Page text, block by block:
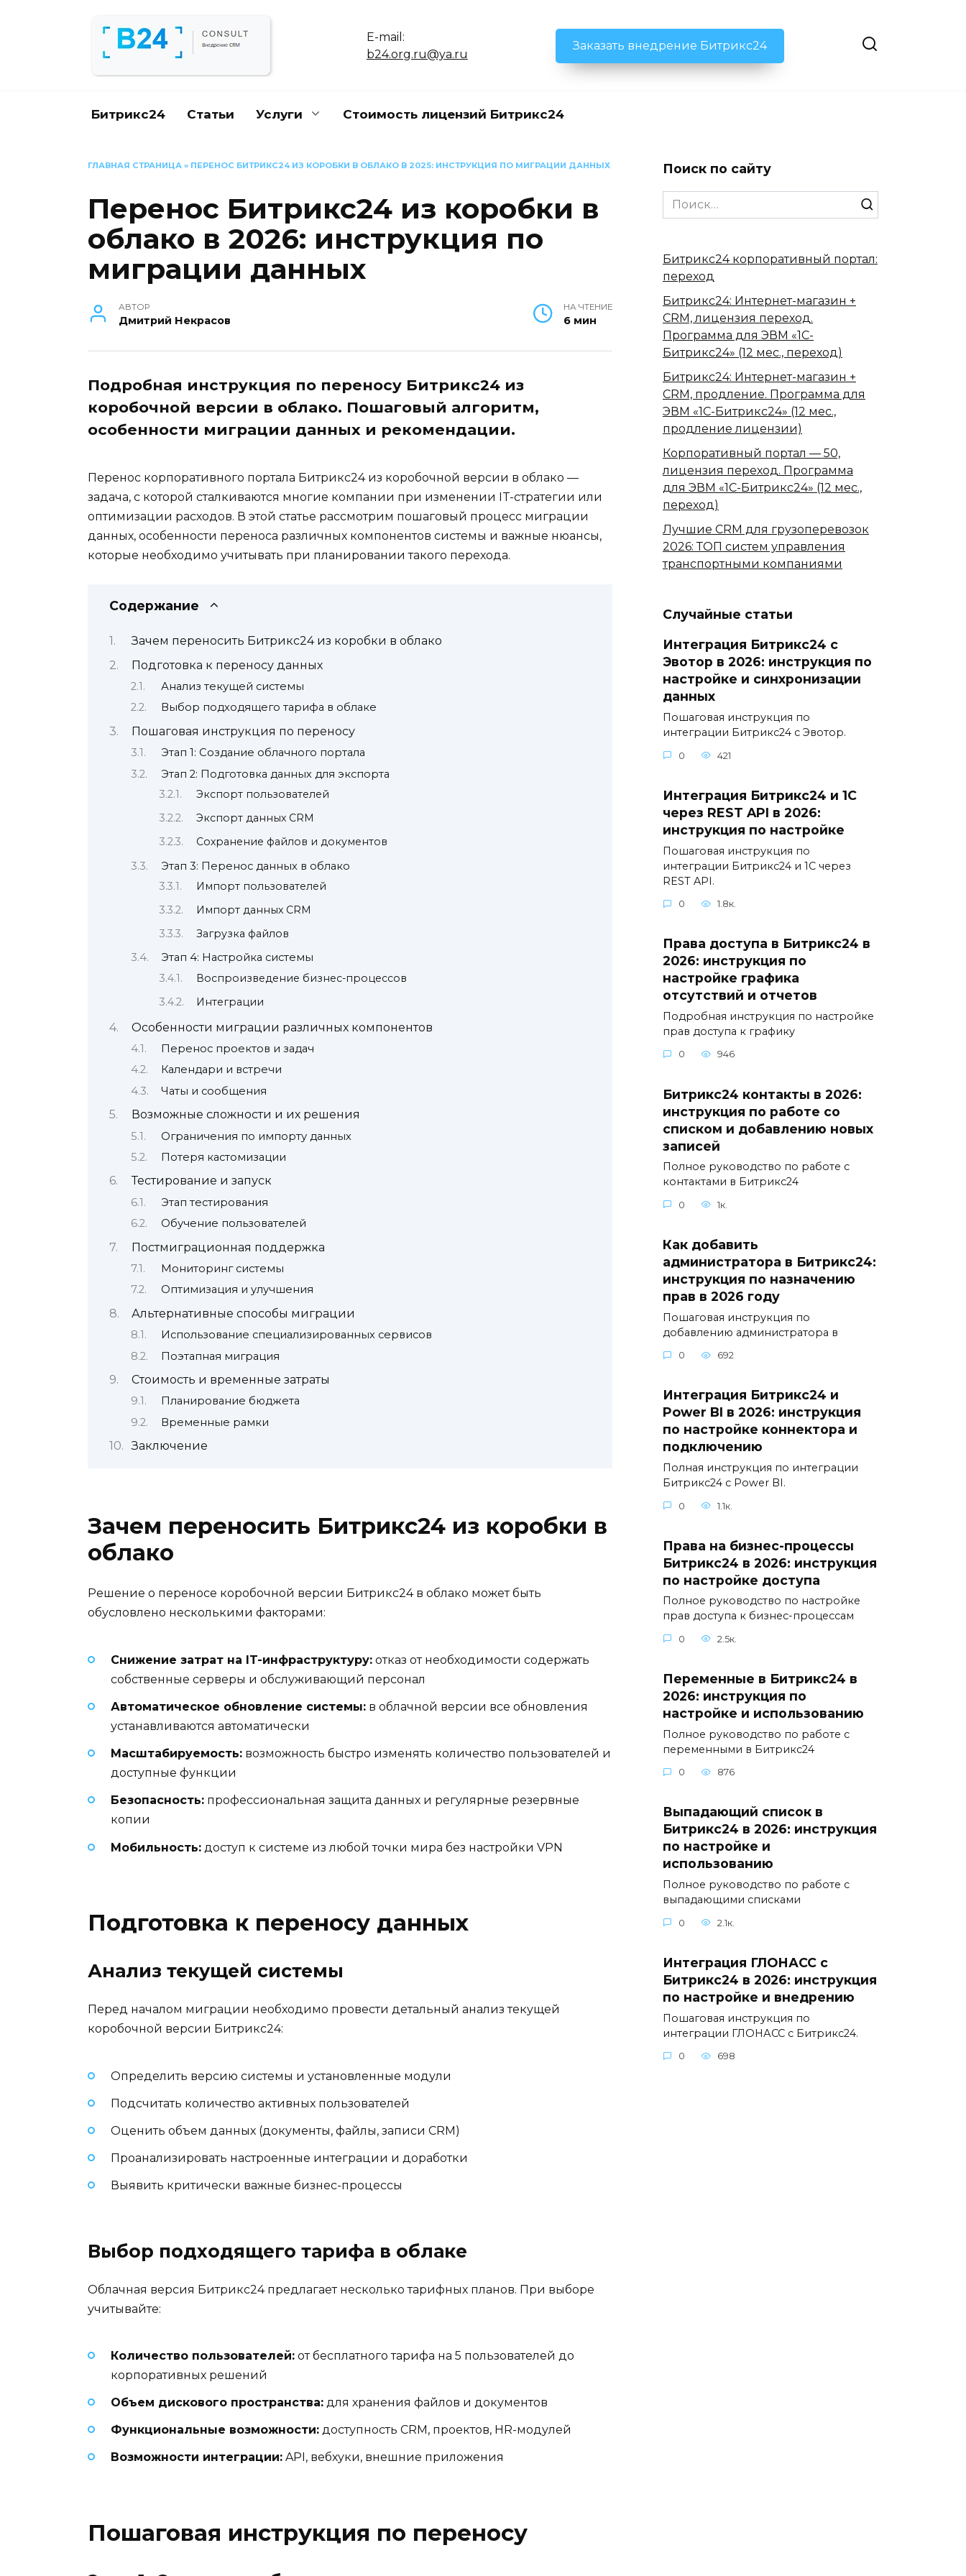
E-mail:
b24.org.ru@ya.ru
Заказать внедрение Битрикс24
Битрикс24 Статьи Услуги Стоимость лицензий Битрикс24
ГЛАВНАЯ СТРАНИЦА » ПЕРЕНОС БИТРИКС24 ИЗ КОРОБКИ В ОБЛАКО В 2025: ИНСТРУКЦИЯ ПО МИГРАЦИИ ДАННЫХ
Перенос Битрикс24 из коробки в
облако в 2026: инструкция по
миграции данных
АВТОР
Дмитрий Некрасов
НА ЧТЕНИЕ
6 мин
Подробная инструкция по переносу Битрикс24 из
коробочной версии в облако. Пошаговый алгоритм,
особенности миграции данных и рекомендации.
Перенос корпоративного портала Битрикс24 из коробочной версии в облако —
задача, с которой сталкиваются многие компании при изменении IT-стратегии или
оптимизации расходов. В этой статье рассмотрим пошаговый процесс миграции
данных, особенности переноса различных компонентов системы и важные нюансы,
которые необходимо учитывать при планировании такого перехода.
Содержание
Зачем переносить Битрикс24 из коробки в облако
Подготовка к переносу данных
Анализ текущей системы
Выбор подходящего тарифа в облаке
Пошаговая инструкция по переносу
Этап 1: Создание облачного портала
Этап 2: Подготовка данных для экспорта
Экспорт пользователей
Экспорт данных CRM
Сохранение файлов и документов
Этап 3: Перенос данных в облако
Импорт пользователей
Импорт данных CRM
Загрузка файлов
Этап 4: Настройка системы
Воспроизведение бизнес-процессов
Интеграции
Особенности миграции различных компонентов
Перенос проектов и задач
Календари и встречи
Чаты и сообщения
Возможные сложности и их решения
Ограничения по импорту данных
Потеря кастомизации
Тестирование и запуск
Этап тестирования
Обучение пользователей
Постмиграционная поддержка
Мониторинг системы
Оптимизация и улучшения
Альтернативные способы миграции
Использование специализированных сервисов
Поэтапная миграция
Стоимость и временные затраты
Планирование бюджета
Временные рамки
Заключение
Зачем переносить Битрикс24 из коробки в
облако
Решение о переносе коробочной версии Битрикс24 в облако может быть
обусловлено несколькими факторами:
Снижение затрат на IT-инфраструктуру: отказ от необходимости содержать
собственные серверы и обслуживающий персонал
Автоматическое обновление системы: в облачной версии все обновления
устанавливаются автоматически
Масштабируемость: возможность быстро изменять количество пользователей и
доступные функции
Безопасность: профессиональная защита данных и регулярные резервные
копии
Мобильность: доступ к системе из любой точки мира без настройки VPN
Подготовка к переносу данных
Анализ текущей системы
Перед началом миграции необходимо провести детальный анализ текущей
коробочной версии Битрикс24:
Определить версию системы и установленные модули
Подсчитать количество активных пользователей
Оценить объем данных (документы, файлы, записи CRM)
Проанализировать настроенные интеграции и доработки
Выявить критически важные бизнес-процессы
Выбор подходящего тарифа в облаке
Облачная версия Битрикс24 предлагает несколько тарифных планов. При выборе
учитывайте:
Количество пользователей: от бесплатного тарифа на 5 пользователей до
корпоративных решений
Объем дискового пространства: для хранения файлов и документов
Функциональные возможности: доступность CRM, проектов, HR-модулей
Возможности интеграции: API, вебхуки, внешние приложения
Пошаговая инструкция по переносу
Поиск по сайту
Search
for:
Битрикс24 корпоративный портал:
переход
Битрикс24: Интернет-магазин +
CRM, лицензия переход.
Программа для ЭВМ «1С-
Битрикс24» (12 мес., переход)
Битрикс24: Интернет-магазин +
CRM, продление. Программа для
ЭВМ «1С-Битрикс24» (12 мес.,
продление лицензии)
Корпоративный портал — 50,
лицензия переход. Программа
для ЭВМ «1С-Битрикс24» (12 мес.,
переход)
Лучшие CRM для грузоперевозок
2026: ТОП систем управления
транспортными компаниями
Случайные статьи
Интеграция Битрикс24 с
Эвотор в 2026: инструкция по
настройке и синхронизации
данных
Пошаговая инструкция по
интеграции Битрикс24 с Эвотор.
0 421
Интеграция Битрикс24 и 1С
через REST API в 2026:
инструкция по настройке
Пошаговая инструкция по
интеграции Битрикс24 и 1С через
REST API.
0 1.8к.
Права доступа в Битрикс24 в
2026: инструкция по
настройке графика
отсутствий и отчетов
Подробная инструкция по настройке
прав доступа к графику
0 946
Битрикс24 контакты в 2026:
инструкция по работе со
списком и добавлению новых
записей
Полное руководство по работе с
контактами в Битрикс24
0 1к.
Как добавить
администратора в Битрикс24:
инструкция по назначению
прав в 2026 году
Пошаговая инструкция по
добавлению администратора в
0 692
Интеграция Битрикс24 и
Power BI в 2026: инструкция
по настройке коннектора и
подключению
Полная инструкция по интеграции
Битрикс24 с Power BI.
0 1.1к.
Права на бизнес-процессы
Битрикс24 в 2026: инструкция
по настройке доступа
Полное руководство по настройке
прав доступа к бизнес-процессам
0 2.5к.
Переменные в Битрикс24 в
2026: инструкция по
настройке и использованию
Полное руководство по работе с
переменными в Битрикс24
0 876
Выпадающий список в
Битрикс24 в 2026: инструкция
по настройке и
использованию
Полное руководство по работе с
выпадающими списками
0 2.1к.
Интеграция ГЛОНАСС с
Битрикс24 в 2026: инструкция
по настройке и внедрению
Пошаговая инструкция по
интеграции ГЛОНАСС с Битрикс24.
0 698